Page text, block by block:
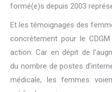
formé(e)s depuis 2003
Et les témoignages des
concrètement pour le
action. Car en dépit de
du nombre de postes
médicale, les femmes